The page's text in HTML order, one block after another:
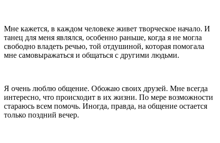
Мне кажется, в каждом человеке живет творческое начало. И
танец для меня являлся, особенно раньше, когда я не могла
свободно владеть речью, той отдушиной, которая помогала
мне самовыражаться и общаться с другими людьми.
Я очень люблю общение. Обожаю своих друзей. Мне всегда
интересно, что происходит в их жизни. По мере возможности
стараюсь всем помочь. Иногда, правда, на общение остается
только поздний вечер.